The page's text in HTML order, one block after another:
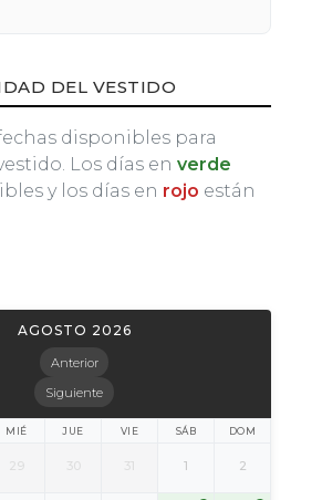
DEL VESTIDO
disponibles para
Los días en verde
y los días en rojo están
Anterior
AGOSTO 2026
Siguiente
MIÉ JUE VIE SÁB DOM
29 30 31 1 2